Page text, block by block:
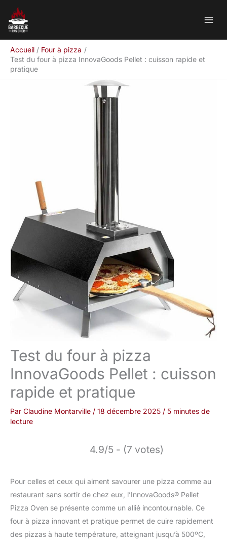
contenu
Accueil
Four à pizza
Test du four à pizza InnovaGoods Pellet : cuisson rapide et
pratique
Test du four à pizza
InnovaGoods Pellet : cuisson
rapide et pratique
Par Claudine Montarville / 18 décembre 2025 / 5 minutes de
lecture
4.9/5 - (7 votes)
Pour celles et ceux qui aiment savourer une pizza comme au
restaurant sans sortir de chez eux, l’InnovaGoods® Pellet
Pizza Oven se présente comme un allié incontournable. Ce
four à pizza innovant et pratique permet de cuire rapidement
des pizzas à haute température, atteignant jusqu’à 500ºC,
Rechercher